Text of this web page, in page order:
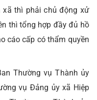
xã thì phải chủ động xử
thì tổng hợp đầy đủ hồ
cáo cấp có thẩm quyền
Thường vụ Thành ủy
vụ Đảng ủy xã Hiệp